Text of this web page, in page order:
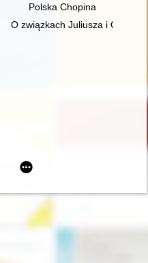
Polska Chopina
theory, practice
O związkach Juliusza i Oskara